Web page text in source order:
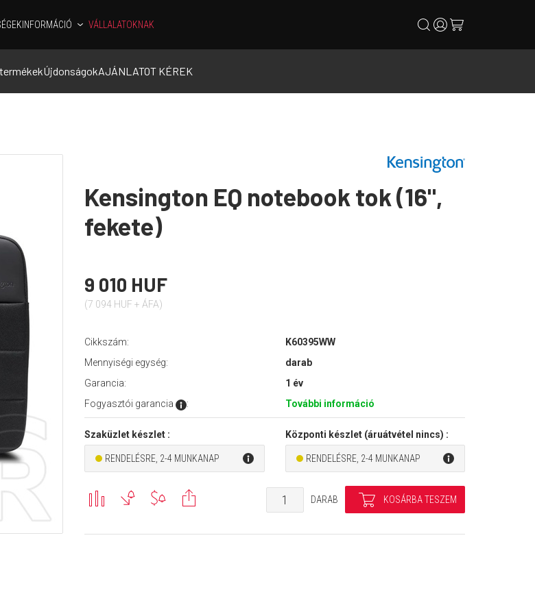
INFORMÁCIÓ VÁLLALATOKNAK search usercart
ÚjdonságokAJÁNLATOT KÉREK
Kensington EQ notebook tok (16",
fekete)
9 010 HUF
(7 094 HUF + ÁFA)
Cikkszám:
K60395WW
Mennyiségi egység:
darab
Garancia:
1 év
Fogyasztói garancia
: További információ
Szaküzlet készlet :
RENDELÉSRE, 2-4 MUNKANAP
Központi készlet (áruátvétel nincs) :
RENDELÉSRE, 2-4 MUNKANAP
DARAB